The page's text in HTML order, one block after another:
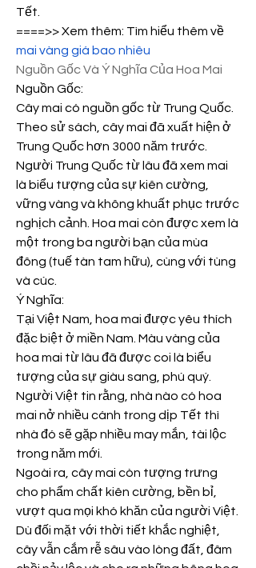
Tết.
mai vàng giá bao nhiêu
Nguồn Gốc Và Ý Nghĩa Của Hoa Mai
Nguồn Gốc:
Cây mai có nguồn gốc từ Trung Quốc.
Theo sử sách, cây mai đã xuất hiện ở
Trung Quốc hơn 3000 năm trước.
Người Trung Quốc từ lâu đã xem mai
là biểu tượng của sự kiên cường,
vững vàng và không khuất phục trước
nghịch cảnh. Hoa mai còn được xem là
một trong ba người bạn của mùa
đông (tuế tàn tam hữu), cùng với tùng
và cúc.
Ý Nghĩa:
Tại Việt Nam, hoa mai được yêu thích
đặc biệt ở miền Nam. Màu vàng của
hoa mai từ lâu đã được coi là biểu
tượng của sự giàu sang, phú quý.
Người Việt tin rằng, nhà nào có hoa
mai nở nhiều cánh trong dịp Tết thì
nhà đó sẽ gặp nhiều may mắn, tài lộc
trong năm mới.
Ngoài ra, cây mai còn tượng trưng
cho phẩm chất kiên cường, bền bỉ,
vượt qua mọi khó khăn của người Việt.
Dù đối mặt với thời tiết khắc nghiệt,
cây vẫn cắm rễ sâu vào lòng đất, đâm